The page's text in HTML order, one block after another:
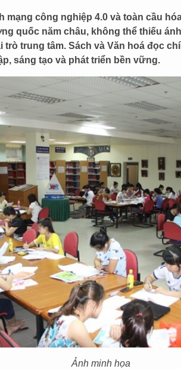
mạng công nghiệp 4.0 và toàn cầu
quốc năm châu, không thể thiếu
trung tâm. Sách và Văn hoá đọc
sáng tạo và phát triển bền vững.
Ảnh minh họa